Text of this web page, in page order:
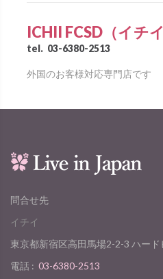
ICHII FCSD（イチ
tel. 03-6380-2513
外国のお客様対応専門店です
問合せ先
イチイ
東京都新宿区高田馬場2-2-3 ハード
電話 : 03-6380-2513